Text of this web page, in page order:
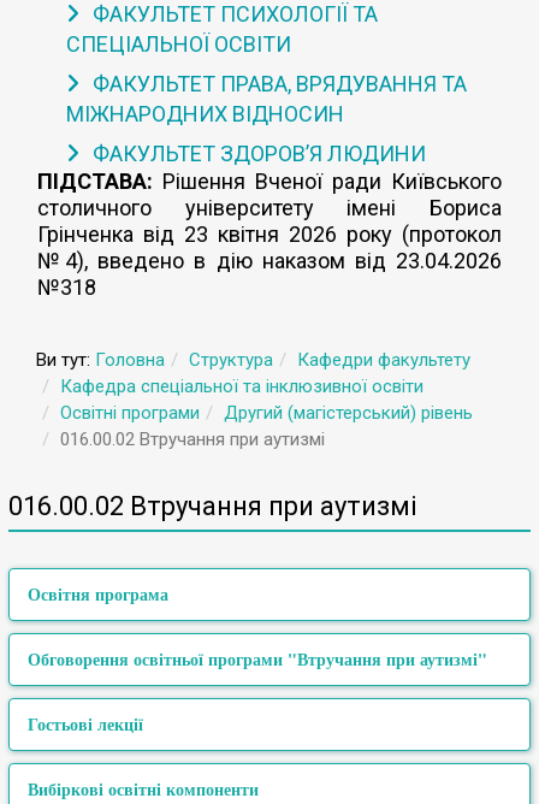
ФАКУЛЬТЕТ ПСИХОЛОГІЇ ТА
СПЕЦІАЛЬНОЇ ОСВІТИ
ФАКУЛЬТЕТ ПРАВА, ВРЯДУВАННЯ ТА
МІЖНАРОДНИХ ВІДНОСИН
ФАКУЛЬТЕТ ЗДОРОВ’Я ЛЮДИНИ
ПІДСТАВА: Рішення Вченої ради Київського
столичного університету імені Бориса
Грінченка від 23 квітня 2026 року (протокол
№4), введено в дію наказом від 23.04.2026
№318
Ви тут: Головна Структура
Кафедри факультету
Кафедра спеціальної та інклюзивної освіти
Освітні програми
Другий (магістерський) рівень
016.00.02 Втручання при аутизмі
016.00.02 Втручання при аутизмі
Освітня програма
Освітній
Другий (магістерський)
навчання:
денна
Обговорення освітньої програми "Втручання при аутизмі"
Проєкт освітньо-професійної програми 016.00.02
Гостьові лекції
Вибіркові освітні компоненти